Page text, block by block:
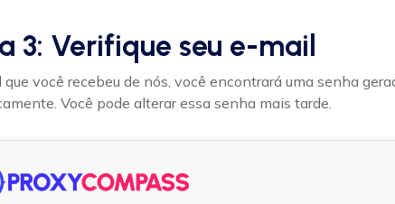
3: Verifique seu e-mail
você recebeu de nós, você encontrará uma senha
Você pode alterar essa senha mais tarde.